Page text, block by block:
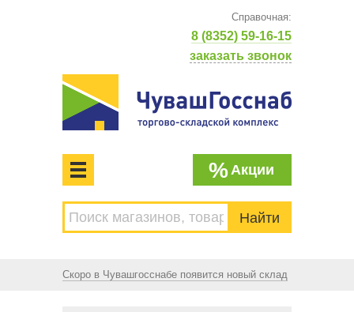
Справочная:
8 (8352) 59-16-15
заказать звонок
МЕНЮ
%Акции
Скоро в Чувашгосснабе появится новый склад